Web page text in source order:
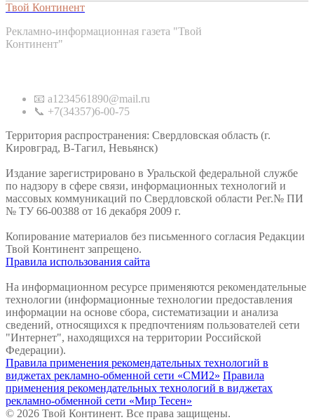
Твой Континент
Рекламно-информационная газета "Твой
Континент"
📧 a1234561890@mail.ru
📞 +7(34357)6-00-75
Территория распространения: Свердловская область (г.
Кировград, В-Тагил, Невьянск)
Издание зарегистрировано в Уральской федеральной службе
по надзору в сфере связи, информационных технологий и
массовых коммуникаций по Свердловской области Рег.№ ПИ
№ ТУ 66-00388 от 16 декабря 2009 г.
Копирование материалов без письменного согласия Редакции
Твой Континент запрещено.
Правила использования сайта
На информационном ресурсе применяются рекомендательные
технологии (информационные технологии предоставления
информации на основе сбора, систематизации и анализа
сведений, относящихся к предпочтениям пользователей сети
"Интернет", находящихся на территории Российской
Федерации).
Правила применения рекомендательных технологий в
виджетах рекламно-обменной сети «СМИ2» Правила
применения рекомендательных технологий в виджетах
рекламно-обменной сети «Мир Тесен»
© 2026 Твой Континент. Все права защищены.